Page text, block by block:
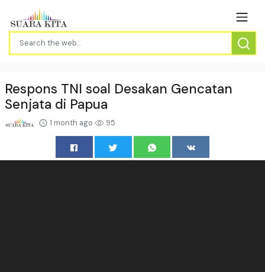
Respons TNI soal Desakan Gencatan
Senjata di Papua
1 month ago 95